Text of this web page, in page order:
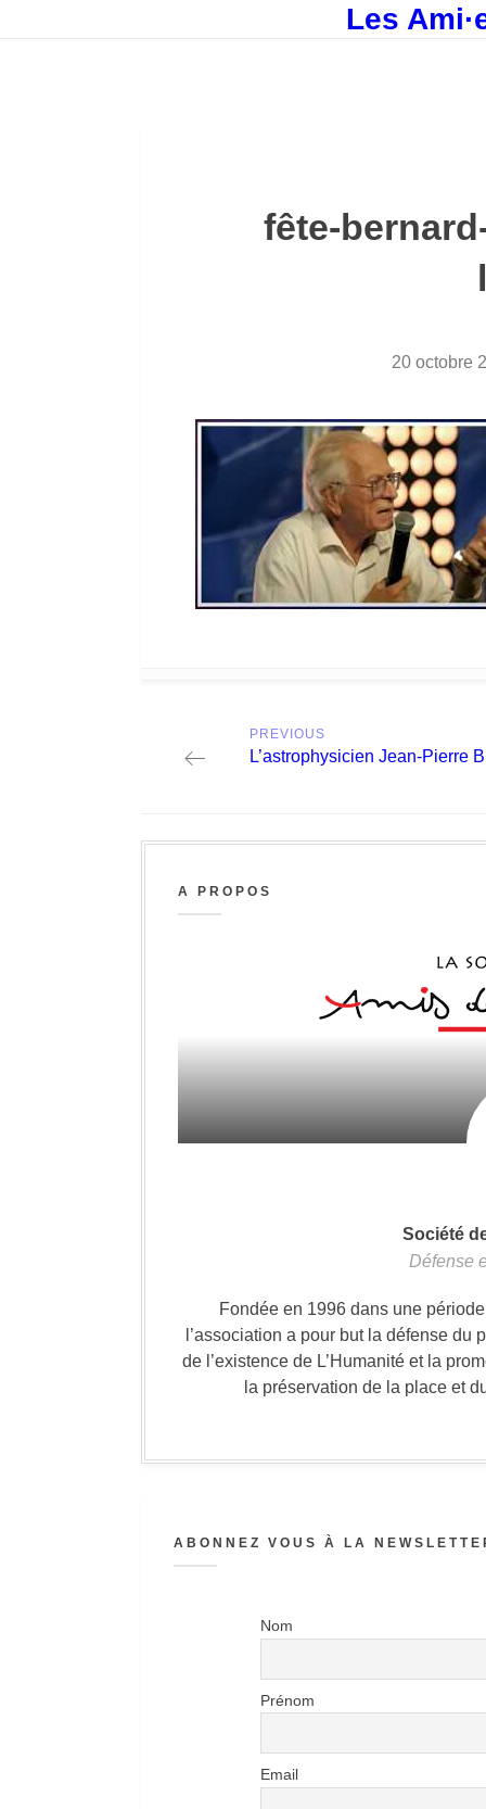
Les
fête-
20 octobre
navigation
PREVIOUS
Previous
L’astrophysicien Jean-Pierre
A PROPOS
Société
Défense
Fondée en 1996 dans une
l’association a pour but la défense
de l’existence de L’Humanité et la
la préservation de la place et
ABONNEZ VOUS À LA
Nom
Prénom
Email